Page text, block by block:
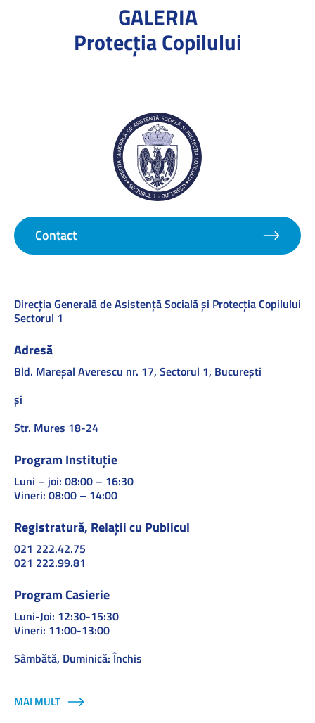
GALERIA
Protecţia Copilului
Contact
Direcţia Generală de Asistenţă Socială şi Protecţia Copilului
Sectorul 1
Adresă
Bld. Mareşal Averescu nr. 17, Sectorul 1, Bucureşti
și
Str. Mures 18-24
Program Instituție
Luni – joi: 08:00 – 16:30
Vineri: 08:00 – 14:00
Registratură, Relații cu Publicul
021 222.42.75
021 222.99.81
Program Casierie
Luni-Joi: 12:30-15:30
Vineri: 11:00-13:00
Sâmbătă, Duminică: Închis
MAI MULT